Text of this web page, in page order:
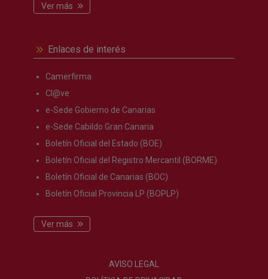
Ver más
Enlaces de interés
Camerfirma
Cl@ve
e-Sede Gobierno de Canarias
e-Sede Cabildo Gran Canaria
Boletín Oficial del Estado (BOE)
Boletín Oficial del Registro Mercantil (BORME)
Boletín Oficial de Canarias (BOC)
Boletín Oficial Provincia LP (BOPLP)
Ver más
AVISO LEGAL